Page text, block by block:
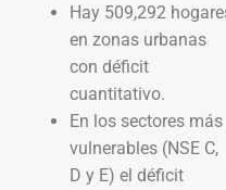
Hay 509,292
en zonas urbanas
con déficit
cuantitativo.
En los sectores más
vulnerables (NSE C,
D y E) el déficit